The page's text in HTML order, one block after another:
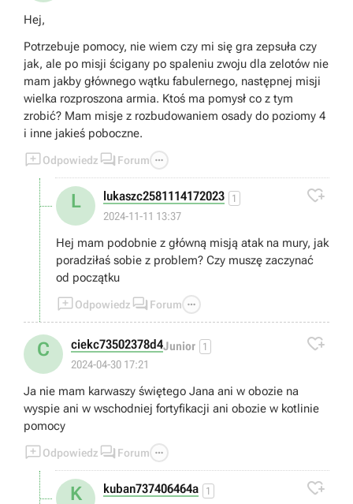
Hej,
Potrzebuje pomocy, nie wiem czy mi się gra zepsuła czy
jak, ale po misji ścigany po spaleniu zwoju dla zelotów nie
mam jakby głównego wątku fabulernego, następnej misji
wielka rozproszona armia. Ktoś ma pomysł co z tym
zrobić? Mam misje z rozbudowaniem osady do poziomy 4
i inne jakieś poboczne.
Odpowiedz  Forum 
L lukaszc2581114172023 1
2024-11-11 13:37

Hej mam podobnie z główną misją atak na mury, jak
poradziłaś sobie z problem? Czy muszę zaczynać
od początku
Odpowiedz  Forum 
C ciekc73502378d4Junior 1
2024-04-30 17:21

Ja nie mam karwaszy świętego Jana ani w obozie na
wyspie ani w wschodniej fortyfikacji ani obozie w kotlinie
pomocy
Odpowiedz  Forum 
K kuban737406464a 1 